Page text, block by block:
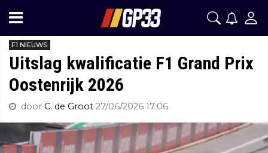
F1 NIEUWS
Uitslag kwalificatie F1 Grand Prix
Oostenrijk 2026
door C. de Groot 27/06/2026 17:06